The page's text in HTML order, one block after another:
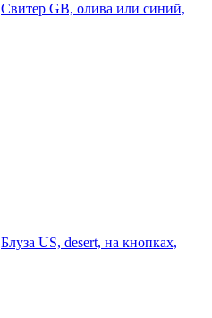
Свитер GB, олива или синий,
Блуза US, desert, на кнопках,